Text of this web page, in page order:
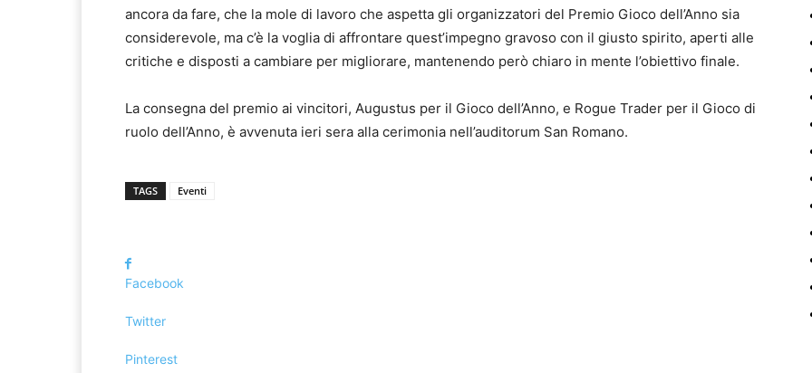
ancora da fare, che la mole di lavoro che aspetta gli organizzatori del Premio Gioco dell’Anno sia
considerevole, ma c’è la voglia di affrontare quest’impegno gravoso con il giusto spirito, aperti alle
critiche e disposti a cambiare per migliorare, mantenendo però chiaro in mente l’obiettivo finale.
La consegna del premio ai vincitori, Augustus per il Gioco dell’Anno, e Rogue Trader per il Gioco di
ruolo dell’Anno, è avvenuta ieri sera alla cerimonia nell’auditorum San Romano.
TAGS Eventi
Facebook
Twitter
Pinterest